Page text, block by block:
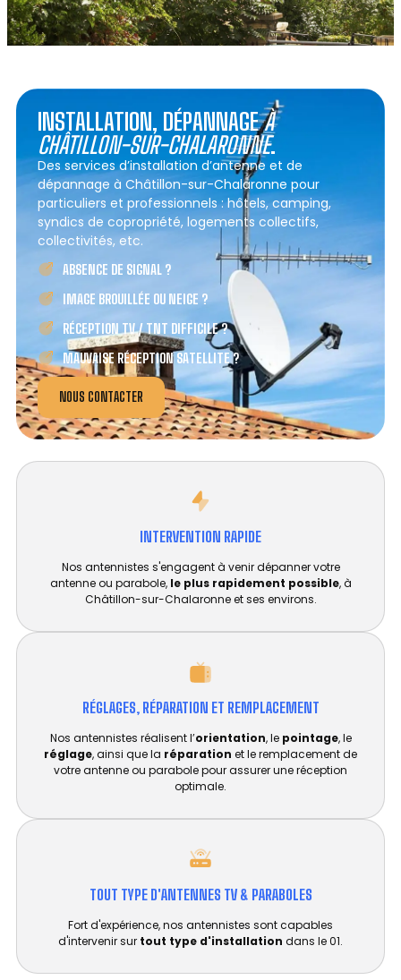
INSTALLATION, DÉPANNAGEÀ
CHÂTILLON-SUR-CHALARONNE.
Des services d’installation d’antenne et de
dépannage à Châtillon-sur-Chalaronne pour
particuliers et professionnels : hôtels, camping,
syndics de copropriété, logements collectifs,
collectivités, etc.
ABSENCE DE SIGNAL ?
IMAGE BROUILLÉE OU NEIGE ?
RÉCEPTION TV / TNT DIFFICILE ?
MAUVAISE RÉCEPTION SATELLITE ?
NOUS CONTACTER
INTERVENTION RAPIDE
Nos antennistes s'engagent à venir dépanner votre
antenne ou parabole, le plus rapidement possible, à
Châtillon-sur-Chalaronne et ses environs.
RÉGLAGES, RÉPARATION ET REMPLACEMENT​
Nos antennistes réalisent l’orientation, le pointage, le
réglage, ainsi que la réparation et le remplacement de
votre antenne ou parabole pour assurer une réception
optimale.
TOUT TYPE D'ANTENNES TV & PARABOLES
Fort d'expérience, nos antennistes sont capables
d'intervenir sur tout type d'installation dans le 01.